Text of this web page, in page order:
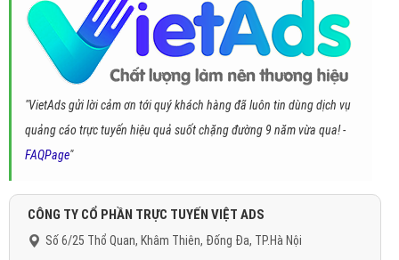
"VietAds gửi lời cảm ơn tới quý khách hàng đã luôn tin dùng dịch vụ
quảng cáo trực tuyến hiệu quả suốt chặng đường 9 năm vừa qua! -
FAQPage"
CÔNG TY CỔ PHẦN TRỰC TUYẾN VIỆT ADS
Số 6/25 Thổ Quan, Khâm Thiên, Đống Đa, TP.Hà Nội